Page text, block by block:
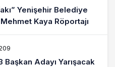
Yenişehir Belediye
Başkan Adayı Mehmet Kaya Röportajı
Başkan Adayı Yarışacak